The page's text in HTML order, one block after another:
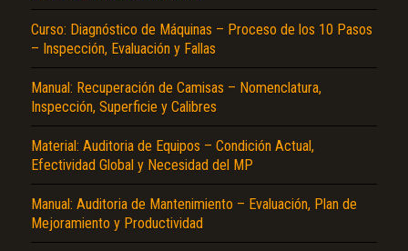
Curso: Diagnóstico de Máquinas – Proceso de los 10 Pasos
– Inspección, Evaluación y Fallas
Manual: Recuperación de Camisas – Nomenclatura,
Inspección, Superficie y Calibres
Material: Auditoria de Equipos – Condición Actual,
Efectividad Global y Necesidad del MP
Manual: Auditoria de Mantenimiento – Evaluación, Plan de
Mejoramiento y Productividad